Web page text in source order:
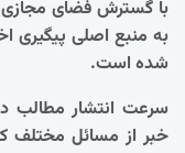
با گسترش فضای مجازی
به منبع اصلی پیگیری
شده است.
سرعت انتشار مطالب
خبر از مسائل مختلف